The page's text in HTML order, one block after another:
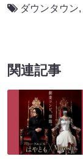
ダウンタウン,
関連記事